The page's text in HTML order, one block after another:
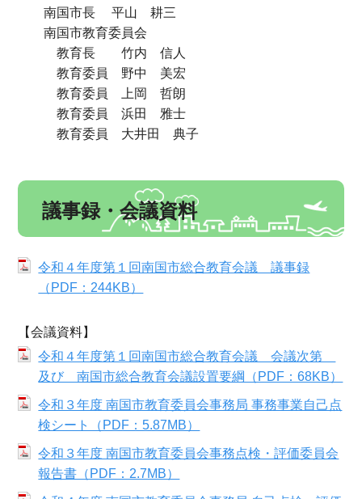
南国市長 平山 耕三
南国市教育委員会
教育長 竹内 信人
教育委員 野中 美宏
教育委員 上岡 哲朗
教育委員 浜田 雅士
教育委員 大井田 典子
議事録・会議資料
令和４年度第１回南国市総合教育会議 議事録
（PDF：244KB）
【会議資料】
令和４年度第１回南国市総合教育会議 会議次第
及び 南国市総合教育会議設置要綱（PDF：68KB）
令和３年度 南国市教育委員会事務局 事務事業自己点
検シート（PDF：5.87MB）
令和３年度 南国市教育委員会事務点検・評価委員会
報告書（PDF：2.7MB）